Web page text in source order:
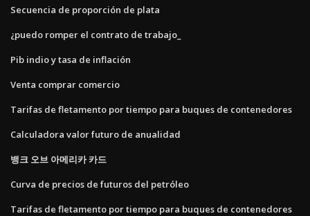
Secuencia de proporción de plata
¿puedo romper el contrato de trabajo_
Pib indio y tasa de inflación
Venta comprar comercio
Tarifas de fletamento por tiempo para buques de contenedores
Calculadora valor futuro de anualidad
뱅크 오브 아메리카 카드
Curva de precios de futuros del petróleo
Tarifas de fletamento por tiempo para buques de contenedores